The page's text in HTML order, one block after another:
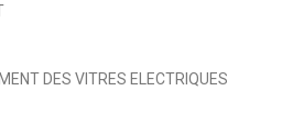
DES VITRES ELECTRIQUES